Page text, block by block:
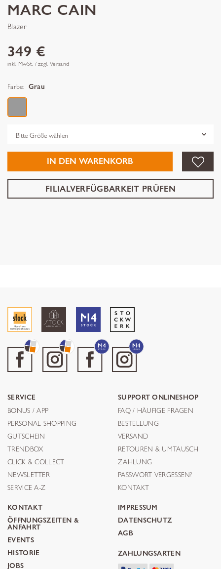
MARC CAIN
Blazer
349 €
inkl. MwSt. / zzgl. Versand
Farbe: Grau
IN DEN WARENKORB
FILIALVERFÜGBARKEIT PRÜFEN
SERVICE
BONUS / APP
PERSONAL SHOPPING
GUTSCHEIN
TRENDBOX
CLICK & COLLECT
NEWSLETTER
SERVICE A-Z
SUPPORT ONLINESHOP
FAQ / HÄUFIGE FRAGEN
BESTELLUNG
VERSAND
RETOUREN & UMTAUSCH
ZAHLUNG
PASSWORT VERGESSEN?
KONTAKT
KONTAKT
ÖFFNUNGSZEITEN &
ANFAHRT
EVENTS
HISTORIE
JOBS
IMPRESSUM
DATENSCHUTZ
AGB
ZAHLUNGSARTEN